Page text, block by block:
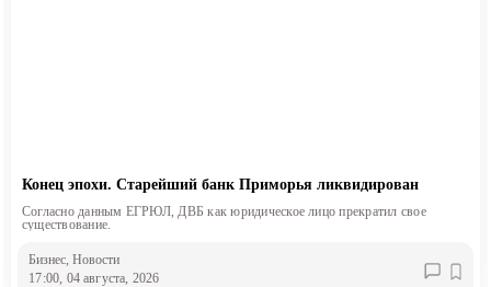
Конец эпохи. Старейший банк Приморья ликвидирован
Согласно данным ЕГРЮЛ, ДВБ как юридическое лицо прекратил свое
существование.
Бизнес , Новости
17:00, 04 августа, 2026